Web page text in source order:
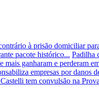
à prisão domiciliar
pacote histórico... Padilha
mais ganharam e perderam
empresas por danos
tem convulsão na